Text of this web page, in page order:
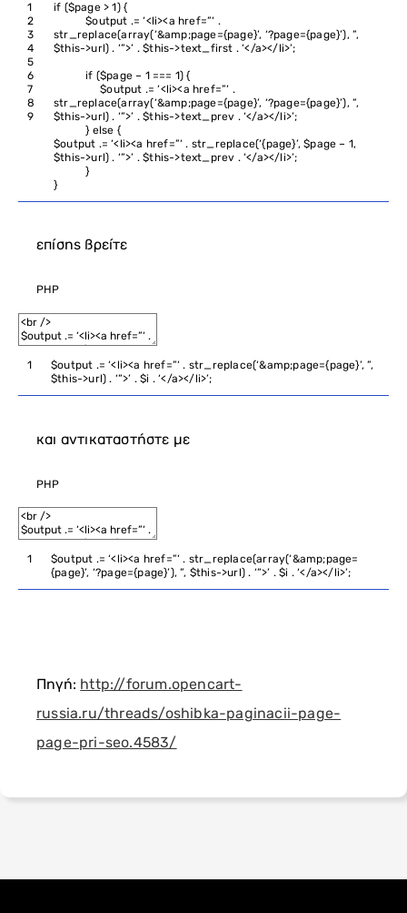
1
2
3
4
5
6
7
8
9
if ($page > 1) {
$output .= ‘<li><a href=”‘ .
str_replace(array(‘&amp;page={page}’, ‘?page={page}’), ”,
$this->url) . ‘”>’ . $this->text_first . ‘</a></li>’;
if ($page – 1 === 1) {
$output .= ‘<li><a href=”‘ .
str_replace(array(‘&amp;page={page}’, ‘?page={page}’), ”,
$this->url) . ‘”>’ . $this->text_prev . ‘</a></li>’;
} else {
$output .= ‘<li><a href=”‘ . str_replace(‘{page}’, $page – 1,
$this->url) . ‘”>’ . $this->text_prev . ‘</a></li>’;
}
}
επίσης βρείτε
PHP
1 $output .= ‘<li><a href=”‘ . str_replace(‘&amp;page={page}’, ”,
$this->url) . ‘”>’ . $i . ‘</a></li>’;
και αντικαταστήστε με
PHP
1 $output .= ‘<li><a href=”‘ . str_replace(array(‘&amp;page=
{page}’, ‘?page={page}’), ”, $this->url) . ‘”>’ . $i . ‘</a></li>’;
Πηγή: http://forum.opencart-
russia.ru/threads/oshibka-paginacii-page-
page-pri-seo.4583/